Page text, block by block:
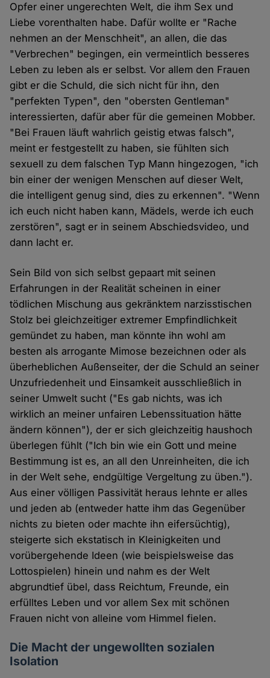
Opfer einer ungerechten Welt, die ihm Sex und
Liebe vorenthalten habe. Dafür wollte er "Rache
nehmen an der Menschheit", an allen, die das
"Verbrechen" begingen, ein vermeintlich besseres
Leben zu leben als er selbst. Vor allem den Frauen
gibt er die Schuld, die sich nicht für ihn, den
"perfekten Typen", den "obersten Gentleman"
interessierten, dafür aber für die gemeinen Mobber.
"Bei Frauen läuft wahrlich geistig etwas falsch",
meint er festgestellt zu haben, sie fühlten sich
sexuell zu dem falschen Typ Mann hingezogen, "ich
bin einer der wenigen Menschen auf dieser Welt,
die intelligent genug sind, dies zu erkennen". "Wenn
ich euch nicht haben kann, Mädels, werde ich euch
zerstören", sagt er in seinem Abschiedsvideo, und
dann lacht er.
Sein Bild von sich selbst gepaart mit seinen
Erfahrungen in der Realität scheinen in einer
tödlichen Mischung aus gekränktem narzisstischen
Stolz bei gleichzeitiger extremer Empfindlichkeit
gemündet zu haben, man könnte ihn wohl am
besten als arrogante Mimose bezeichnen oder als
überheblichen Außenseiter, der die Schuld an seiner
Unzufriedenheit und Einsamkeit ausschließlich in
seiner Umwelt sucht ("Es gab nichts, was ich
wirklich an meiner unfairen Lebenssituation hätte
ändern können"), der er sich gleichzeitig haushoch
überlegen fühlt ("Ich bin wie ein Gott und meine
Bestimmung ist es, an all den Unreinheiten, die ich
in der Welt sehe, endgültige Vergeltung zu üben.").
Aus einer völligen Passivität heraus lehnte er alles
und jeden ab (entweder hatte ihm das Gegenüber
nichts zu bieten oder machte ihn eifersüchtig),
steigerte sich ekstatisch in Kleinigkeiten und
vorübergehende Ideen (wie beispielsweise das
Lottospielen) hinein und nahm es der Welt
abgrundtief übel, dass Reichtum, Freunde, ein
erfülltes Leben und vor allem Sex mit schönen
Frauen nicht von alleine vom Himmel fielen.
Die Macht der ungewollten sozialen
Isolation